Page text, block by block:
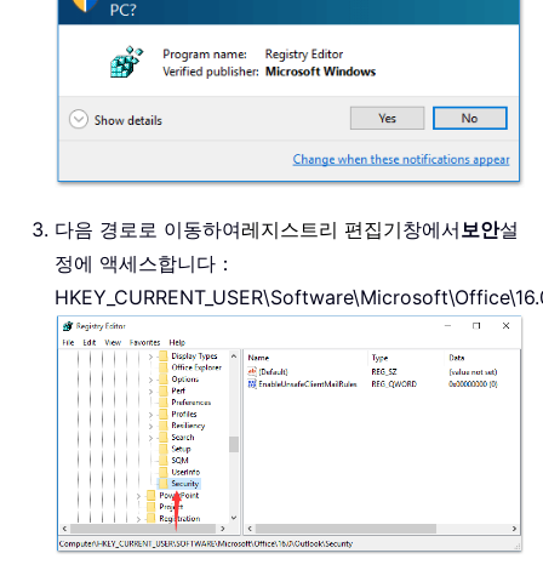
다음 경로로 이동하여레지스트리 편집기창에서보안설
정에 액세스합니다：